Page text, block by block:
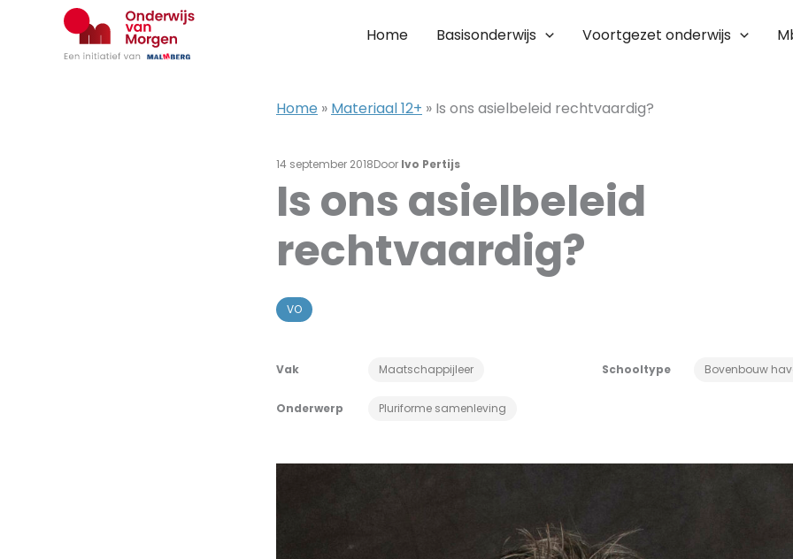
Home Basisonderwijs Voortgezet onderwijs
Home » Materiaal 12+ » Is ons asielbeleid rechtvaardig?
14 september 2018Door Ivo Pertijs
VO
Vak Maatschappijleer Schooltype Bovenbouw
Onderwerp Pluriforme samenleving
Is ons asielbeleid
rechtvaardig?